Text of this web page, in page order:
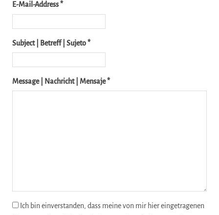
E-Mail-Address *
Subject | Betreff | Sujeto *
Message | Nachricht | Mensaje *
Ich bin einverstanden, dass meine von mir hier eingetragenen